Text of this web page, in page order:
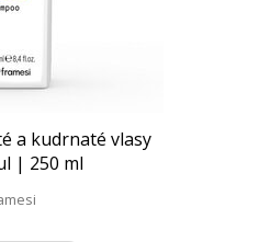
a kudrnaté vlasy
| 250 ml